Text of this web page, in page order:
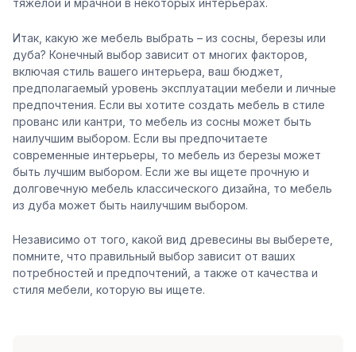
тяжелой и мрачной в некоторых интерьерах.
Итак, какую же мебель выбрать – из сосны, березы или
дуба? Конечный выбор зависит от многих факторов,
включая стиль вашего интерьера, ваш бюджет,
предполагаемый уровень эксплуатации мебели и личные
предпочтения. Если вы хотите создать мебель в стиле
прованс или кантри, то мебель из сосны может быть
наилучшим выбором. Если вы предпочитаете
современные интерьеры, то мебель из березы может
быть лучшим выбором. Если же вы ищете прочную и
долговечную мебель классического дизайна, то мебель
из дуба может быть наилучшим выбором.
Независимо от того, какой вид древесины вы выберете,
помните, что правильный выбор зависит от ваших
потребностей и предпочтений, а также от качества и
стиля мебели, которую вы ищете.